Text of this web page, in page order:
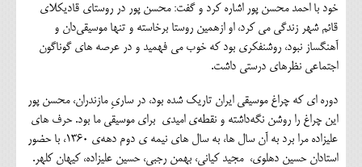
خود با احمد محسن پور اشاره کرد و گفت: محسن پور در روستای قادیکلای
قائم شهر زندگی می کرد، او ازهمین روستا برخاسته و تنها موسیقی‌دان و
آهنگساز نبود، روشنفکری بود که خوب می فهمید و در عرصه های گوناگون
اجتماعی نظرهای درستی داشت.
دوره ای که چراغ موسیقی ایران تاریک شده بود، در ساریِ مازندران، محسن پور
این چراغ را روشن نگه‌داشته و نقطه‌ی امیدی برای موسیقی ما بود. حرف های
علیزاده مرا برد به آن سال ها، به سال های نیمه ی دوم دهه‌ی ۱۳۶۰، با حضور
استادان حسین دهلوی، مجید کیانی، بهمن رجبی، حسین علیزاده، کیهان کلهر.